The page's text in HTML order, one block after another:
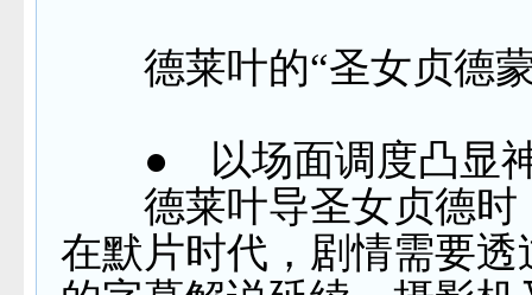
德莱叶的“圣女贞德
● 以场面调度凸显
德莱叶导圣女贞德时
在默片时代，剧情需要透